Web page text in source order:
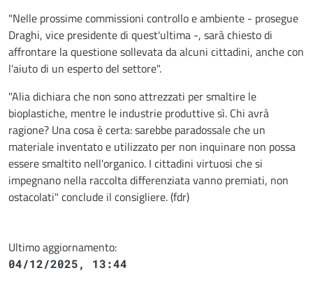
"Nelle prossime commissioni controllo e ambiente - prosegue
Draghi, vice presidente di quest'ultima -, sarà chiesto di
affrontare la questione sollevata da alcuni cittadini, anche con
l'aiuto di un esperto del settore".
"Alia dichiara che non sono attrezzati per smaltire le
bioplastiche, mentre le industrie produttive sì. Chi avrà
ragione? Una cosa è certa: sarebbe paradossale che un
materiale inventato e utilizzato per non inquinare non possa
essere smaltito nell'organico. I cittadini virtuosi che si
impegnano nella raccolta differenziata vanno premiati, non
ostacolati" conclude il consigliere. (fdr)
Ultimo aggiornamento:
04/12/2025, 13:44